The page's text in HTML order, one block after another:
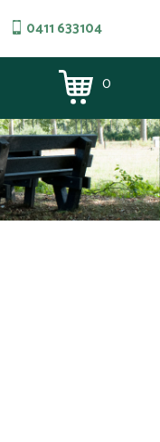
0411 633104
0